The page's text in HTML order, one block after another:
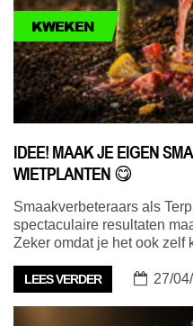
KWEKEN
IDEE! MAAK JE EIGEN
WIETPLANTEN 😋
Smaakverbeteraars als
spectaculaire resultaten
Zeker omdat je het ook zelf
LEES VERDER 27/